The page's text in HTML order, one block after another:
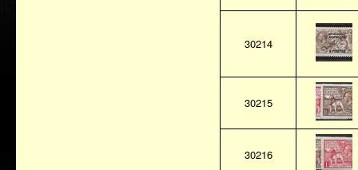
30214
30215
30216